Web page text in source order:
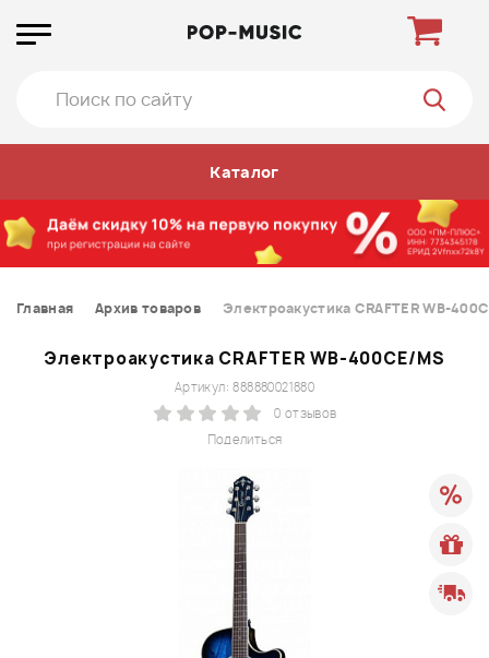
Каталог
Главная Архив товаров Электроакустика CRAFTER WB-
Электроакустика CRAFTER WB-400CE/MS
Поделиться
Артикул: 888880021880
0 отзывов